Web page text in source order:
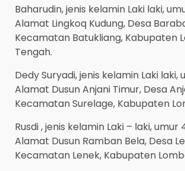
Baharudin, jenis kelamin Laki laki,
Alamat Lingkoq Kudung, Desa
Kecamatan Batukliang, Kabupaten
Tengah.
Dedy Suryadi, jenis kelamin Laki laki,
Alamat Dusun Anjani Timur, Desa
Kecamatan Surelage, Kabupaten
Rusdi , jenis kelamin Laki – laki, umur
Alamat Dusun Ramban Bela, Desa
Kecamatan Lenek, Kabupaten